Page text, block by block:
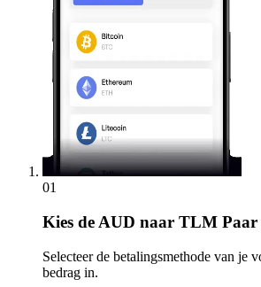
01
Kies de AUD naar TLM Paar
Selecteer de betalingsmethode van je
bedrag in.